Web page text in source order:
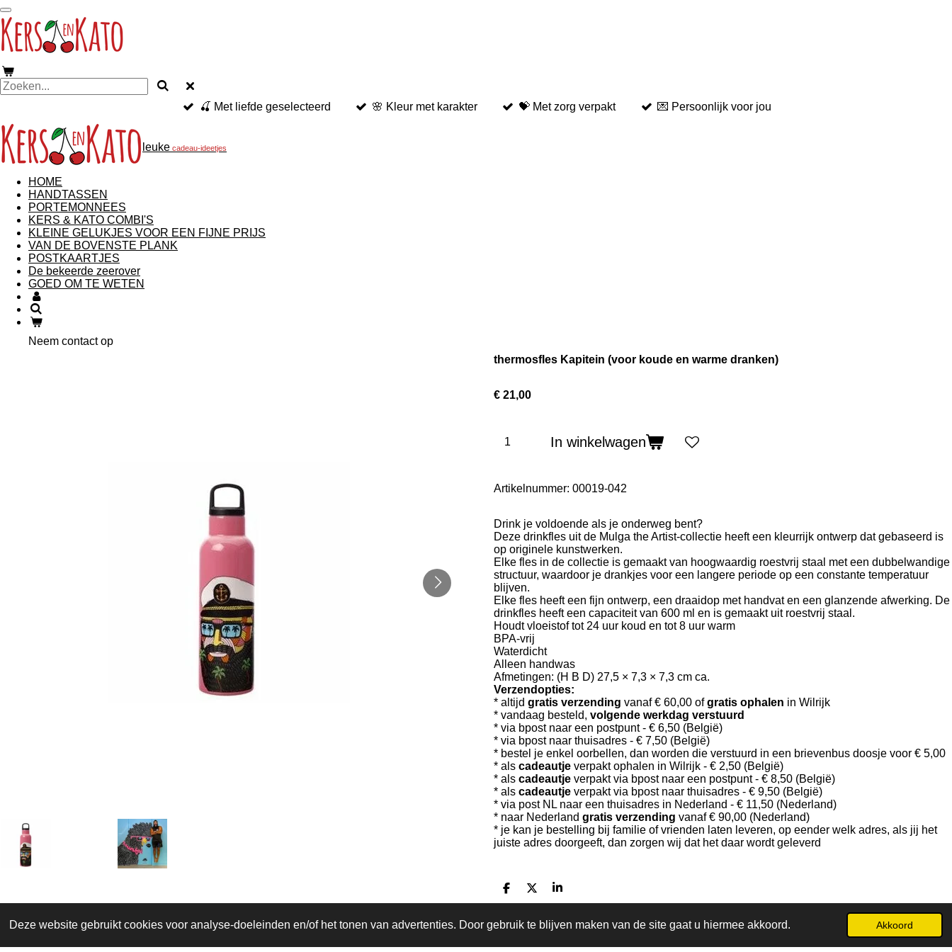
Deze website gebruikt cookies voor analyse-doeleinden en/of het tonen van advertenties. Door gebruik te blijven maken van de site gaat u hiermee akkoord. Akkoord
Ga
direct
naar
de
🍒 Met liefde geselecteerd 🌸 Kleur met karakter 💝 Met zorg verpakt 💌 Persoonlijk voor jou
leuke cadeau-ideetjes
HOME
HANDTASSEN
PORTEMONNEES
KERS & KATO COMBI'S
KLEINE GELUKJES VOOR EEN FIJNE PRIJS
VAN DE BOVENSTE PLANK
POSTKAARTJES
De bekeerde zeerover
GOED OM TE WETEN
Neem contact op
thermosfles Kapitein (voor koude en warme dranken)
€ 21,00
In winkelwagen
Artikelnummer: 00019-042
Drink je voldoende als je onderweg bent?
Deze drinkfles uit de Mulga the Artist-collectie heeft een kleurrijk ontwerp dat gebaseerd is
op originele kunstwerken.
Elke fles in de collectie is gemaakt van hoogwaardig roestvrij staal met een dubbelwandige
structuur, waardoor je drankjes voor een langere periode op een constante temperatuur
blijven.
Elke fles heeft een fijn ontwerp, een draaidop met handvat en een glanzende afwerking. De
drinkfles heeft een capaciteit van 600 ml en is gemaakt uit roestvrij staal.
Houdt vloeistof tot 24 uur koud en tot 8 uur warm
BPA-vrij
Waterdicht
Alleen handwas
Afmetingen: (H B D) 27,5 × 7,3 × 7,3 cm ca.
Verzendopties:
* altijd gratis verzending vanaf € 60,00 ofgratis ophalen in Wilrijk
* vandaag besteld, volgende werkdag verstuurd
* via bpost naar een postpunt - € 6,50 (België)
* via bpost naar thuisadres - € 7,50 (België)
* bestel je enkel oorbellen, dan worden die verstuurd in een brievenbus doosje voor € 5,00
* als cadeautje verpakt ophalen in Wilrijk - € 2,50 (België)
* als cadeautje verpakt via bpost naar een postpunt - € 8,50 (België)
* als cadeautje verpakt via bpost naar thuisadres - € 9,50 (België)
* via post NL naar een thuisadres in Nederland - € 11,50 (Nederland)
* naar Nederland gratis verzending vanaf € 90,00 (Nederland)
* je kan je bestelling bij familie of vrienden laten leveren, op eender welk adres, als jij het
juiste adres doorgeeft, dan zorgen wij dat het daar wordt geleverd
D
e
e
D
e
l
S
h
r
Powered byJouwWeb